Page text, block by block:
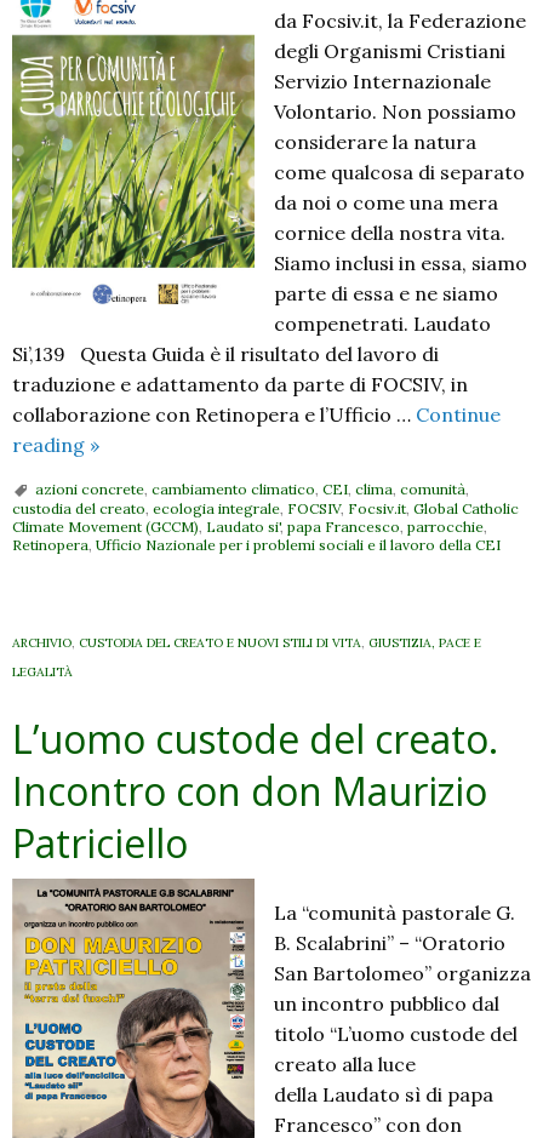
da Focsiv.it, la Federazione
degli Organismi Cristiani
Servizio Internazionale
Volontario. Non possiamo
considerare la natura
come qual­cosa di separato
da noi o come una mera
cornice della nostra vita.
Siamo inclusi in essa, siamo
parte di essa e ne siamo
compenetrati. Laudato
Si’,139 Questa Guida è il risultato del lavoro di
traduzione e adattamento da parte di FOCSIV, in
collaborazione con Retinopera e l’Ufficio … Continue
reading Guida
comunità
e
»
azioni concrete cambiamento climatico CEI clima comunità
custodia del creato ecologia integrale FOCSIV, Focsiv.it, Global Catholic
Climate Movement (GCCM) Laudato si', papa Francesco parrocchie
Retinopera Ufficio Nazionale per i problemi sociali e il lavoro della CEI
ARCHIVIO CUSTODIA DEL CREATO E NUOVI STILI DI VITA
GIUSTIZIA, PACE E
LEGALITÀ
L’uomo custode del creato.
Incontro con don Maurizio
Patriciello
La “comunità pastorale G.
B. Scalabrini” – “Oratorio
San Bartolomeo” organizza
un incontro pubblico dal
titolo “L’uomo custode del
creato alla luce
della Laudato sì di papa
Francesco” con don